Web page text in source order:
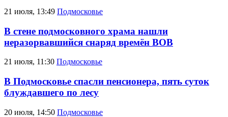
21 июля, 13:49 Подмосковье
В стене подмосковного храма нашли
неразорвавшийся снаряд времён ВОВ
21 июля, 11:30 Подмосковье
В Подмосковье спасли пенсионера, пять суток
блуждавшего по лесу
20 июля, 14:50 Подмосковье